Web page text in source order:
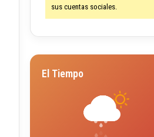
sus cuentas sociales.
El Tiempo